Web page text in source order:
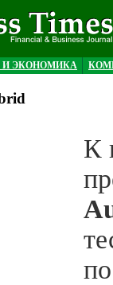
ЭКОНОМИКА
К